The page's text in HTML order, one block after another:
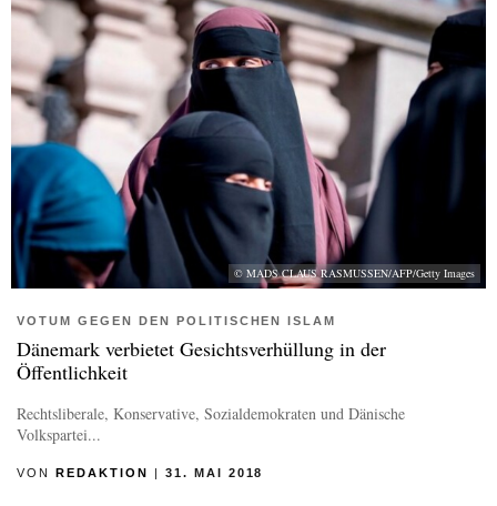
© MADS CLAUS RASMUSSEN/AFP/Getty Images
VOTUM GEGEN DEN POLITISCHEN ISLAM
Dänemark verbietet Gesichtsverhüllung in der
Öffentlichkeit
Rechtsliberale, Konservative, Sozialdemokraten und Dänische
Volkspartei...
VON REDAKTION 31. MAI 2018